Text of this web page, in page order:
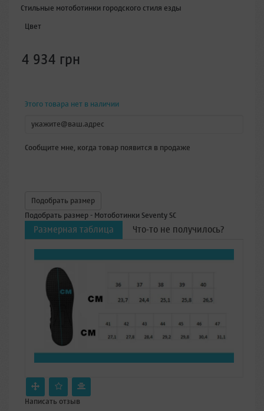
Стильные мотоботинки городского стиля езды
Цвет
4 934 грн
Этого товара нет в наличии
Сообщите мне, когда товар появится в продаже
Подобрать размер
Подобрать размер - Мотоботинки Seventy SC
Размерная таблица Что-то не получилось?
Написать отзыв